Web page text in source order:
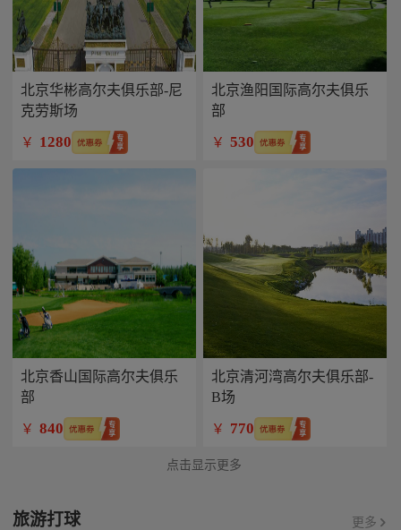
北京华彬高尔夫俱乐部-尼
克劳斯场
￥ 1280
北京渔阳国际高尔夫俱乐
部
￥ 530
北京香山国际高尔夫俱乐
部
￥ 840
北京清河湾高尔夫俱乐部-
B场
￥ 770
点击显示更多
旅游打球 更多